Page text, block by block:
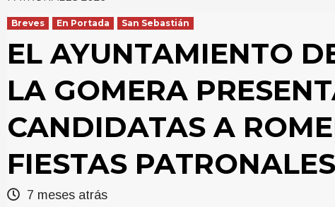
Breves En Portada San Sebastián
EL AYUNTAMIENTO
LA GOMERA
CANDIDATAS A
FIESTAS
7 meses atrás